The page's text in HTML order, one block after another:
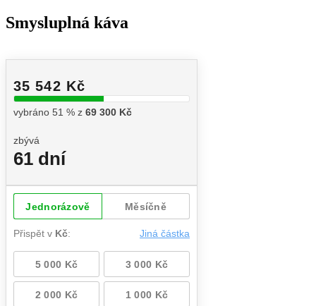
Smysluplná káva